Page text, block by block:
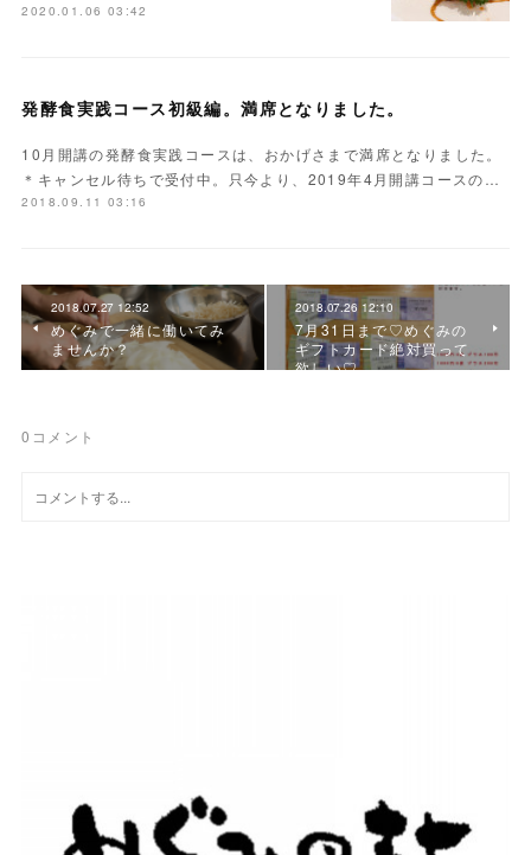
2020.01.06 03:42
発酵食実践コース初級編。満席となりました。
10月開講の発酵食実践コースは、おかげさまで満席となりました。
＊キャンセル待ちで受付中。只今より、2019年4月開講コースの…
2018.09.11 03:16
2018.07.27 12:52
めぐみで一緒に働いてみ
ませんか？
2018.07.26 12:10
7月31日まで♡めぐみの
ギフトカード絶対買って
欲しい♡
0 コメント